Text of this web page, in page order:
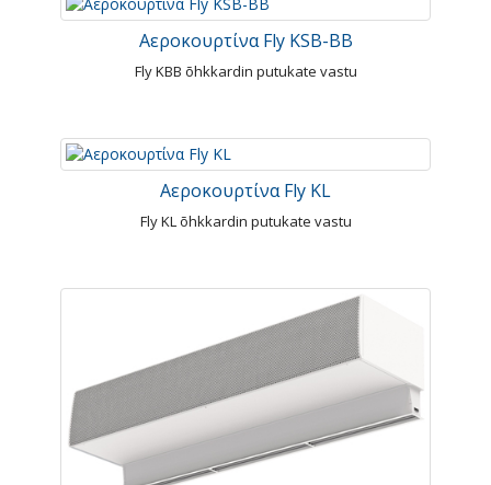
Αεροκουρτίνα Fly KSB-BB
Fly KBB õhkkardin putukate vastu
Αεροκουρτίνα Fly KL
Fly KL õhkkardin putukate vastu